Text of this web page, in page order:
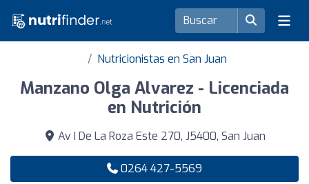
Nutricionistas en San Juan
Manzano Olga Alvarez - Licenciada
en Nutrición
Av I De La Roza Este 270, J5400, San Juan
0264 427-5569